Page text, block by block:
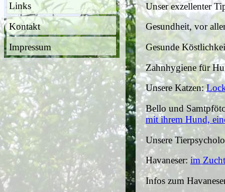
Links
Kontakt
Impressum
Unser exzellenter
Gesundheit, vor
Gesunde
Zahnhygiene für
Unsere Katzen:
Bello und
mit ihrem Hund,
Unsere
Havaneser: im
Infos zum